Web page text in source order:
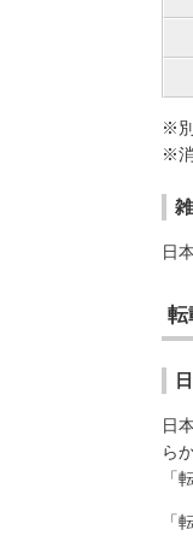
※
※
日
転
日
ら
「
「